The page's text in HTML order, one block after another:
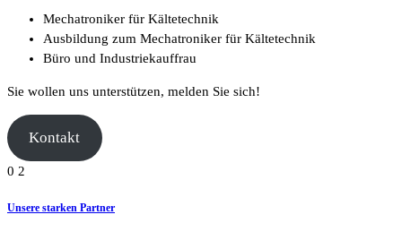
Mechatroniker für Kältetechnik
Ausbildung zum Mechatroniker für Kältetechnik
Büro und Industriekauffrau
Sie wollen uns unterstützen, melden Sie sich!
Kontakt
0 2
Unsere starken Partner